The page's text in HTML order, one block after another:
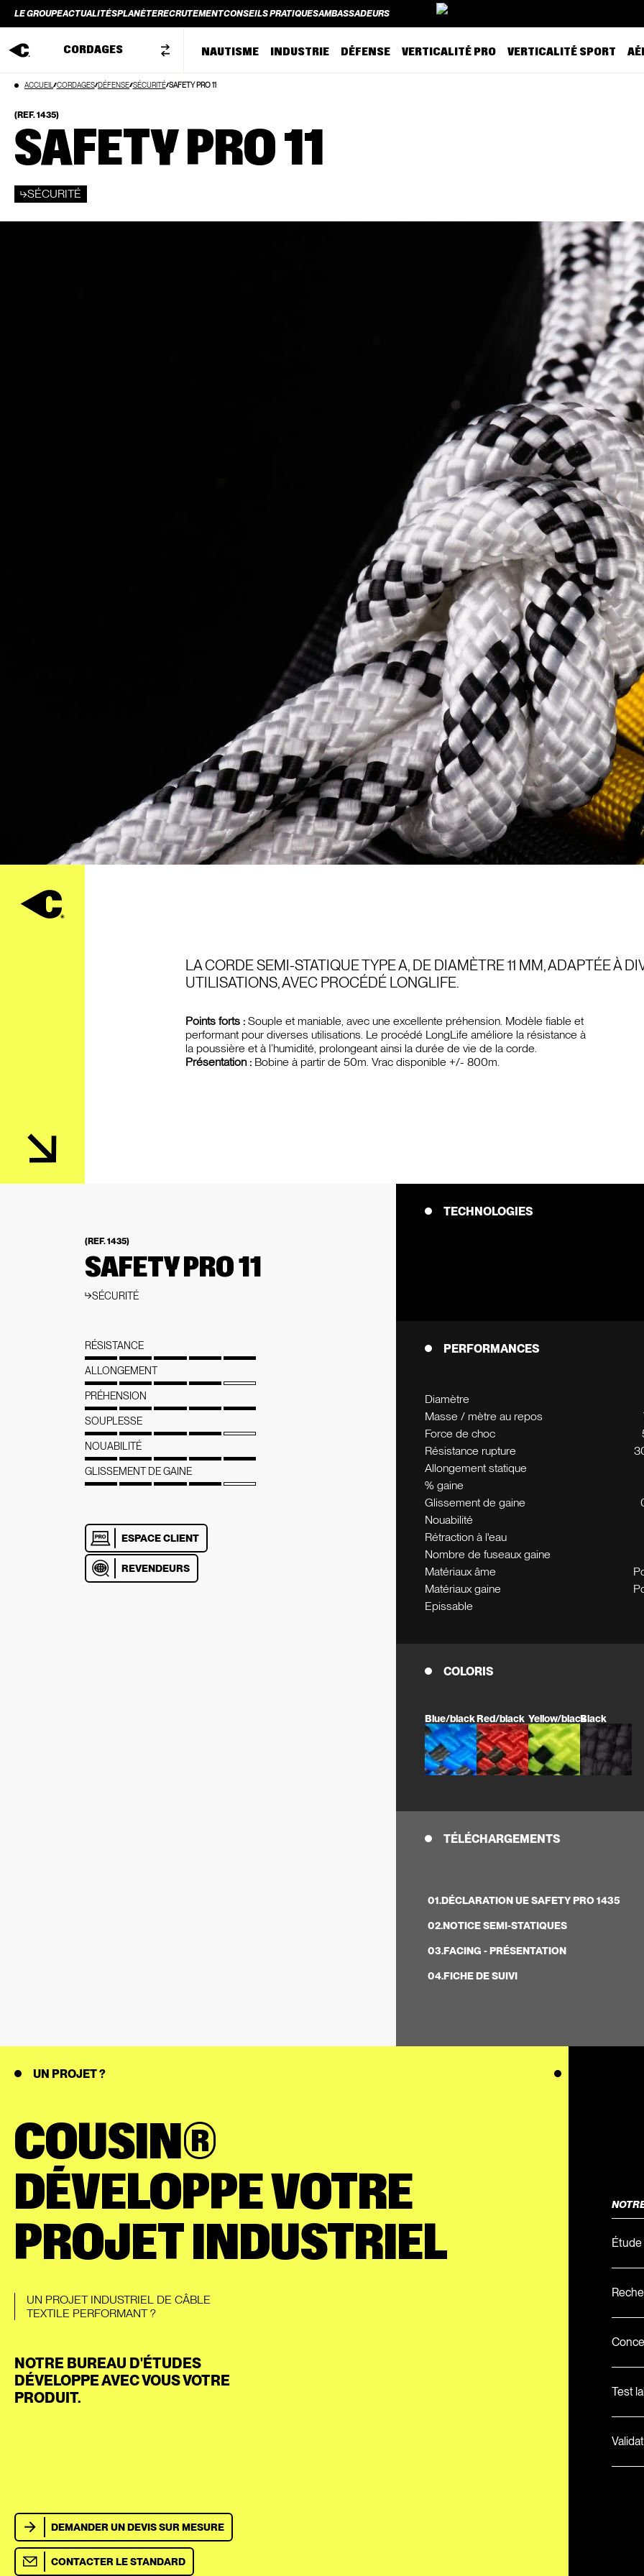
Aller
contenu
NAUTISME INDUSTRIE DÉFENSE VERTICALITÉ PRO VERTICALITÉ SPORT
CORDAGES
LE GROUPEACTUALITÉSPLANÈTERECRUTEMENTCONSEILS PRATIQUESAMBASSADEURS
ACCUEIL CORDAGES DÉFENSE SÉCURITÉ SAFETY PRO 11
(REF. 1435)
SAFETY PRO 11
SÉCURITÉ
LA CORDE SEMI-STATIQUE TYPE A, DE DIAMÈTRE 11 MM, ADAPTÉE À
UTILISATIONS, AVEC PROCÉDÉ LONGLIFE.
Points forts : Souple et maniable, avec une excellente préhension. Modèle ﬁable et
performant pour diverses utilisations. Le procédé LongLife améliore la résistance à
la poussière et à l’humidité, prolongeant ainsi la durée de vie de la corde.
Présentation : Bobine à partir de 50m. Vrac disponible +/- 800m.
(REF. 1435)
SAFETY PRO 11
SÉCURITÉ
RÉSISTANCE
ALLONGEMENT
PRÉHENSION
SOUPLESSE
NOUABILITÉ
GLISSEMENT DE GAINE
ESPACE CLIENT
REVENDEURS
TECHNOLOGIES
PERFORMANCES
Diamètre
Masse / mètre au repos
Force de choc
Résistance rupture
Allongement statique
% gaine
Glissement de gaine
Nouabilité
Rétraction à l'eau
Nombre de fuseaux gaine
Matériaux âme
Matériaux gaine
Epissable
COLORIS
Blue/blackRed/black Yellow/blackBlack
TÉLÉCHARGEMENTS
01.DÉCLARATION UE SAFETY PRO 1435
02.NOTICE SEMI-STATIQUES
03.FACING - PRÉSENTATION
04.FICHE DE SUIVI
UN PROJET ?
COUSIN®
DÉVELOPPE VOTRE
PROJET INDUSTRIEL
UN PROJET INDUSTRIEL DE CÂBLE
TEXTILE PERFORMANT ?
NOTRE BUREAU D'ÉTUDES
DÉVELOPPE AVEC VOUS VOTRE
PRODUIT.
DEMANDER UN DEVIS SUR MESURE
CONTACTER LE STANDARD
Test